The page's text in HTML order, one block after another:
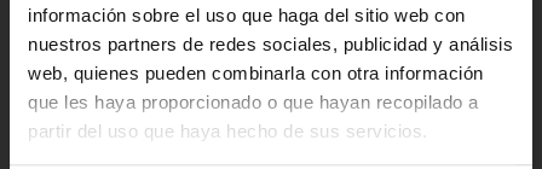
información sobre el uso que haga del sitio web con
nuestros partners de redes sociales, publicidad y análisis
web, quienes pueden combinarla con otra información
que les haya proporcionado o que hayan recopilado a
partir del uso que haya hecho de sus servicios.